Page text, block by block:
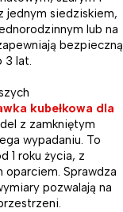
jednym siedziskiem,
lub na
bezpieczną
3 lat.
kubełkowa dla
z zamkniętym
wypadaniu. To
1 roku życia, z
Sprawdza
pozwalają na